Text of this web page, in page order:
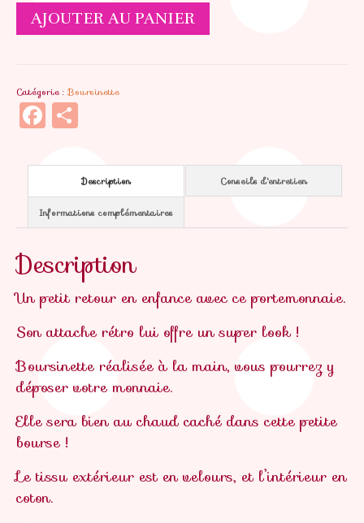
quantité
de
AJOUTER AU PANIER
Catégorie : Boursinette
Facebook
Description Conseils d'entretien
Informations complémentaires
Description
Un petit retour en enfance avec ce portemonnaie.
Son attache rétro lui offre un super look !
Boursinette réalisée à la main, vous pourrez y
déposer votre monnaie.
Elle sera bien au chaud caché dans cette petite
bourse !
Le tissu extérieur est en velours, et l’intérieur en
coton.